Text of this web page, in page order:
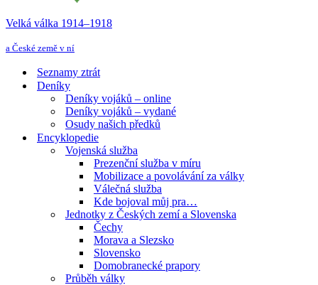
Velká válka 1914–⁠⁠⁠⁠⁠⁠1918
a České země v ní
Seznamy ztrát
Deníky
Deníky vojáků – online
Deníky vojáků – vydané
Osudy našich předků
Encyklopedie
Vojenská služba
Prezenční služba v míru
Mobilizace a povolávání za války
Válečná služba
Kde bojoval můj pra…
Jednotky z Českých zemí a Slovenska
Čechy
Morava a Slezsko
Slovensko
Domobranecké prapory
Průběh války